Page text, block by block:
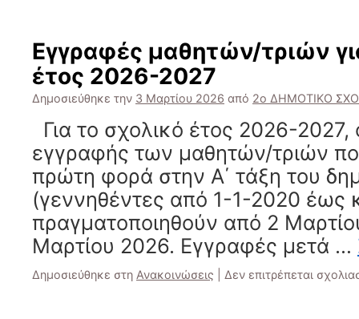
Εγγραφές μαθητών/τριών
έτος 2026-2027
Δημοσιεύθηκε την 3 Μαρτίου 2026 από 2ο ΔΗΜΟΤΙΚΟ
Για το σχολικό έτος 2026-2027,
εγγραφής των μαθητών/τριών
πρώτη φορά στην Α΄ τάξη του
(γεννηθέντες από 1-1-2020 έως
πραγματοποιηθούν από 2
Μαρτίου 2026. Εγγραφές μετά …
Δημοσιεύθηκε στη Ανακοινώσεις Δεν επιτρέπεται